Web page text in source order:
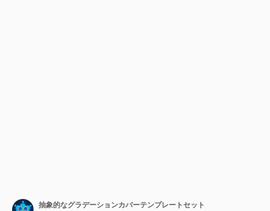
抽象的なグラデーションカバーテンプレートセット